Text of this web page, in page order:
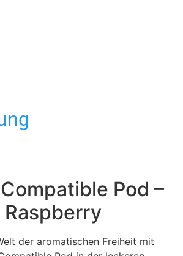
Compatible Pod –
der aromatischen Freiheit mit